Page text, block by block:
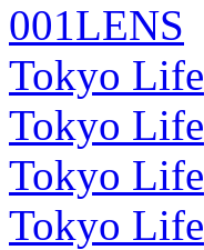
001LENS
Tokyo Life
Tokyo Life
Tokyo Life
Tokyo Life